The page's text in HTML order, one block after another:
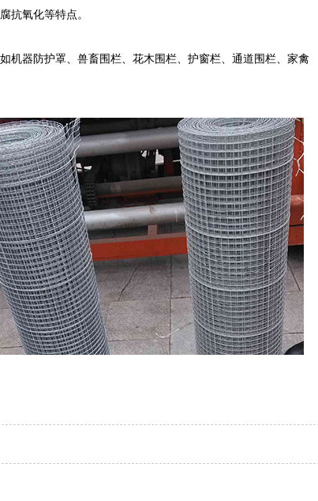
抗氧化等特点。
机器防护罩、兽畜围栏、花木围栏、护窗栏、通道围栏、家禽